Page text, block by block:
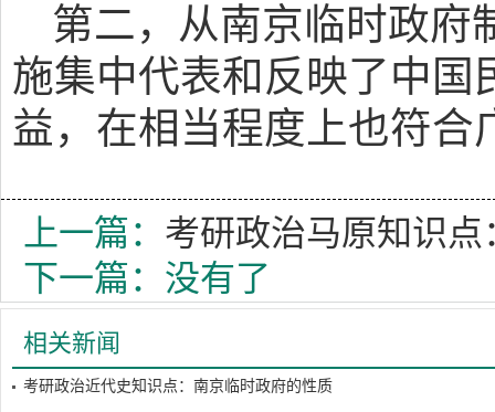
第二，从南京临时政府
施集中代表和反映了中国
益，在相当程度上也符合
上一篇： 考研政治马原知识
下一篇：没有了
相关新闻
考研政治近代史知识点：南京临时政府的性质